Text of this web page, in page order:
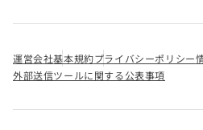
運営会社基本規約プライバシーポリシー
外部送信ツールに関する公表事項